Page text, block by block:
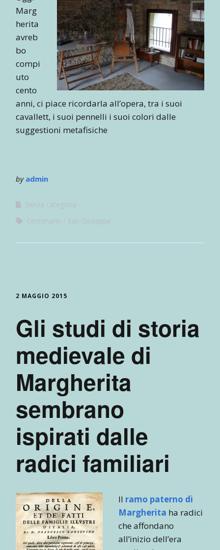
Marg
herita
avreb
bo
compi
uto
cento
anni, ci piace ricordarla all’opera, tra i suoi
cavallett, i suoi pennelli i suoi colori dalle
suggestioni metafisiche
by admin
Senza categoria
Centenario
San Giuseppe
2 MAGGIO 2015
Gli studi di storia
medievale di
Margherita
sembrano
ispirati dalle
radici familiari
Il ramo paterno di
Margherita ha radici
che affondano
all’inizio dell’era